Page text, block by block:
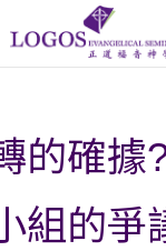
的確據
組的爭